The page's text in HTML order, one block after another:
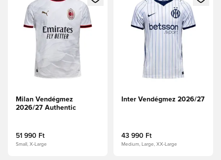
Milan Vendégmez
2026/27 Authentic
51 990 Ft
Small, X-Large
Inter Vendégmez 2026/27
43 990 Ft
Medium, Large, XX-Large